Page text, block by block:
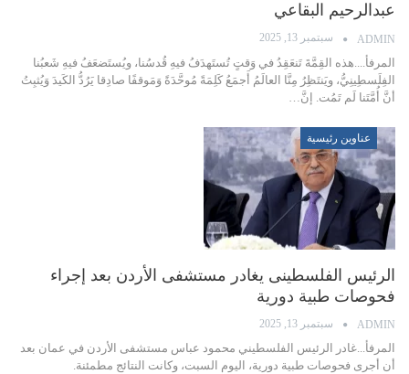
عبدالرحيم البقاعي
ADMIN سبتمبر 13, 2025
المرفأ....هذه القِمَّةَ تَنعَقِدُ في وَقتٍ تُستَهدَفُ فيهِ قُدسُنا، ويُستَضعَفُ فيهِ شَعبُنا
الفِلَسطِينِيُّ، ويَنتَظِرُ مِنَّا العالَمُ أَجمَعُ كَلِمَةً مُوحَّدَةً وَمَوقفًا صادِقا يَرُدُّ الكَيدَ وَيُثبِتُ
أنَّ أُمَّتَنا لَم تَمُت. إنَّ…
عناوين رئيسية
الرئيس الفلسطينى يغادر مستشفى الأردن بعد إجراء
فحوصات طبية دورية
ADMIN سبتمبر 13, 2025
المرفأ...غادر الرئيس الفلسطيني محمود عباس مستشفى الأردن في عمان بعد
أن أجرى فحوصات طبية دورية، اليوم السبت، وكانت النتائج مطمئنة.